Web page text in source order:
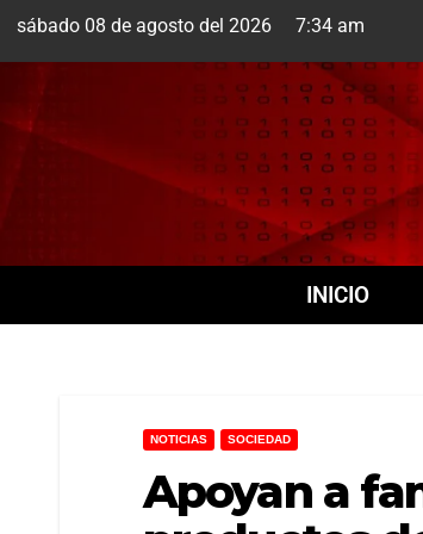
sábado 08 de agosto del 2026 7:34 am
Cuernavaca
INICIO
NOTICIAS SOCIEDAD
Apoyan a